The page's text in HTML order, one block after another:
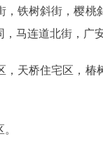
树斜街，樱桃
马连道北街，广
桥住宅区，椿